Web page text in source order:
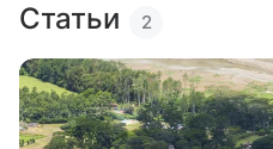
Статьи 2